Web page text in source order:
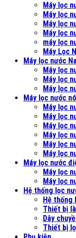
Máy lọc
Máy lọc
Máy lọc
Máy lọc
máy lọc
Máy Lọc
Máy lọc nước
Máy lọc
Máy lọc
Máy lọc
Máy lọc nước
Máy lọc
Máy lọc
Máy lọc
Máy lọc
Máy lọc
Máy lọc
Máy lọc nước
Máy lọc
Máy lọc
Hệ thống lọc
Hệ
Thiết bị
Dây
Thiết bị